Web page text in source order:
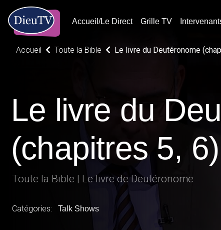
Accueil/Le Direct Grille TV
Accueil Toute la Bible Le livre du Deutéronome
Le livre du
(chapitres 5, 6)
Toute la Bible | Le livre de Deutéronome
Catégories: Talk Shows